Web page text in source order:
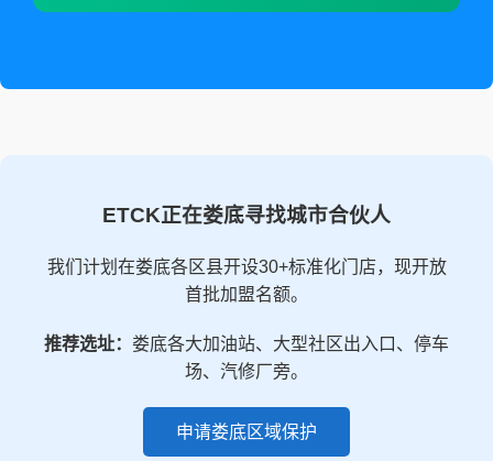
ETCK正在娄底寻找城市合伙人
我们计划在娄底各区县开设30+标准化门店，现开放
首批加盟名额。
推荐选址： 娄底各大加油站、大型社区出入口、停车
场、汽修厂旁。
申请娄底区域保护